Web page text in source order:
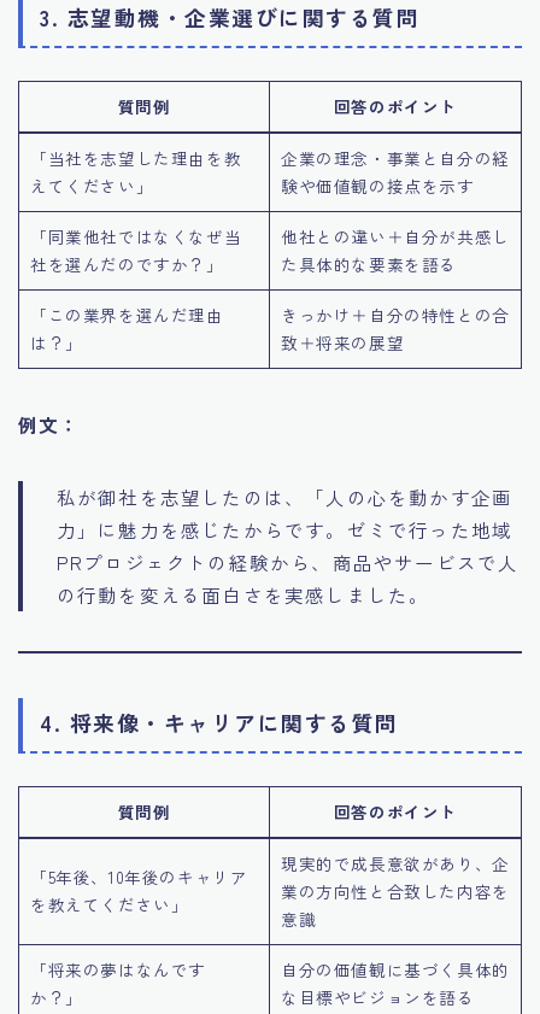
3. 志望動機・企業選びに関する質問
質問例 回答のポイント
「当社を志望した理由を教
えてください」
企業の理念・事業と自分の経
験や価値観の接点を示す
「同業他社ではなくなぜ当
社を選んだのですか？」
他社との違い＋自分が共感し
た具体的な要素を語る
「この業界を選んだ理由
は？」
きっかけ＋自分の特性との合
致＋将来の展望
例文：
私が御社を志望したのは、「人の心を動かす企画
力」に魅力を感じたからです。ゼミで行った地域
PRプロジェクトの経験から、商品やサービスで人
の行動を変える面白さを実感しました。
4. 将来像・キャリアに関する質問
質問例 回答のポイント
「5年後、10年後のキャリア
を教えてください」
現実的で成長意欲があり、企
業の方向性と合致した内容を
意識
「将来の夢はなんです
か？」
自分の価値観に基づく具体的
な目標やビジョンを語る